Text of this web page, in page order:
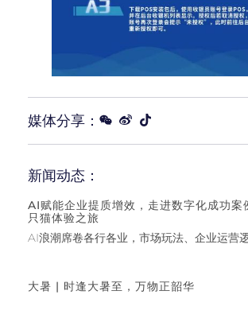
媒体分享：
新闻动态：
AI赋能企业提质增效，走进数字化成功
只猫体验之旅
AI浪潮席卷各行各业，市场玩法、企业运营
大暑 | 时逢大暑至，万物正韶华